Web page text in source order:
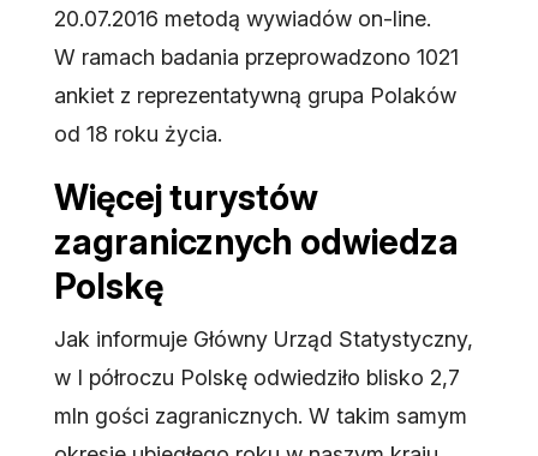
20.07.2016 metodą wywiadów on-line.
W ramach badania przeprowadzono 1021
ankiet z reprezentatywną grupa Polaków
od 18 roku życia.
Więcej turystów
zagranicznych odwiedza
Polskę
Jak informuje Główny Urząd Statystyczny,
w I półroczu Polskę odwiedziło blisko 2,7
mln gości zagranicznych. W takim samym